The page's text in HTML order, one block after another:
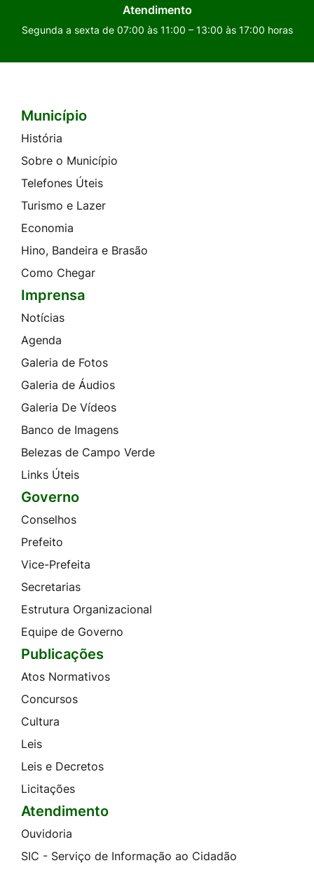
Atendimento
Segunda a sexta de 07:00 às 11:00 – 13:00 às 17:00 horas
Seção do Rodapé e Contato
Município
História
Sobre o Município
Telefones Úteis
Turismo e Lazer
Economia
Hino, Bandeira e Brasão
Como Chegar
Imprensa
Notícias
Agenda
Galeria de Fotos
Galeria de Áudios
Galeria De Vídeos
Banco de Imagens
Belezas de Campo Verde
Links Úteis
Governo
Conselhos
Prefeito
Vice-Prefeita
Secretarias
Estrutura Organizacional
Equipe de Governo
Publicações
Atos Normativos
Concursos
Cultura
Leis
Leis e Decretos
Licitações
Atendimento
Ouvidoria
SIC - Serviço de Informação ao Cidadão